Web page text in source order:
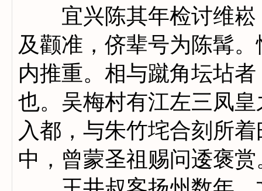
宜兴陈其年检讨维崧
及颧准，侪辈号为陈髯
内推重。相与蹴角坛坫
也。吴梅村有江左三凤
入都，与朱竹垞合刻所
中，曾蒙圣祖赐问逶褒赏